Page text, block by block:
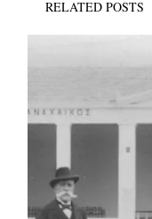
RELATED POSTS